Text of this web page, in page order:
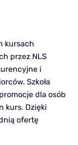
kursach
przez NLS
i
Szkoła
dla osób
kurs. Dzięki
ofertę